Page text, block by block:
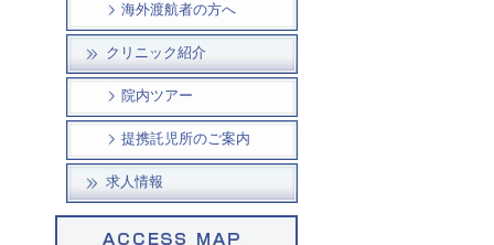
海外渡航者の方へ
クリニック紹介
院内ツアー
提携託児所のご案内
求人情報